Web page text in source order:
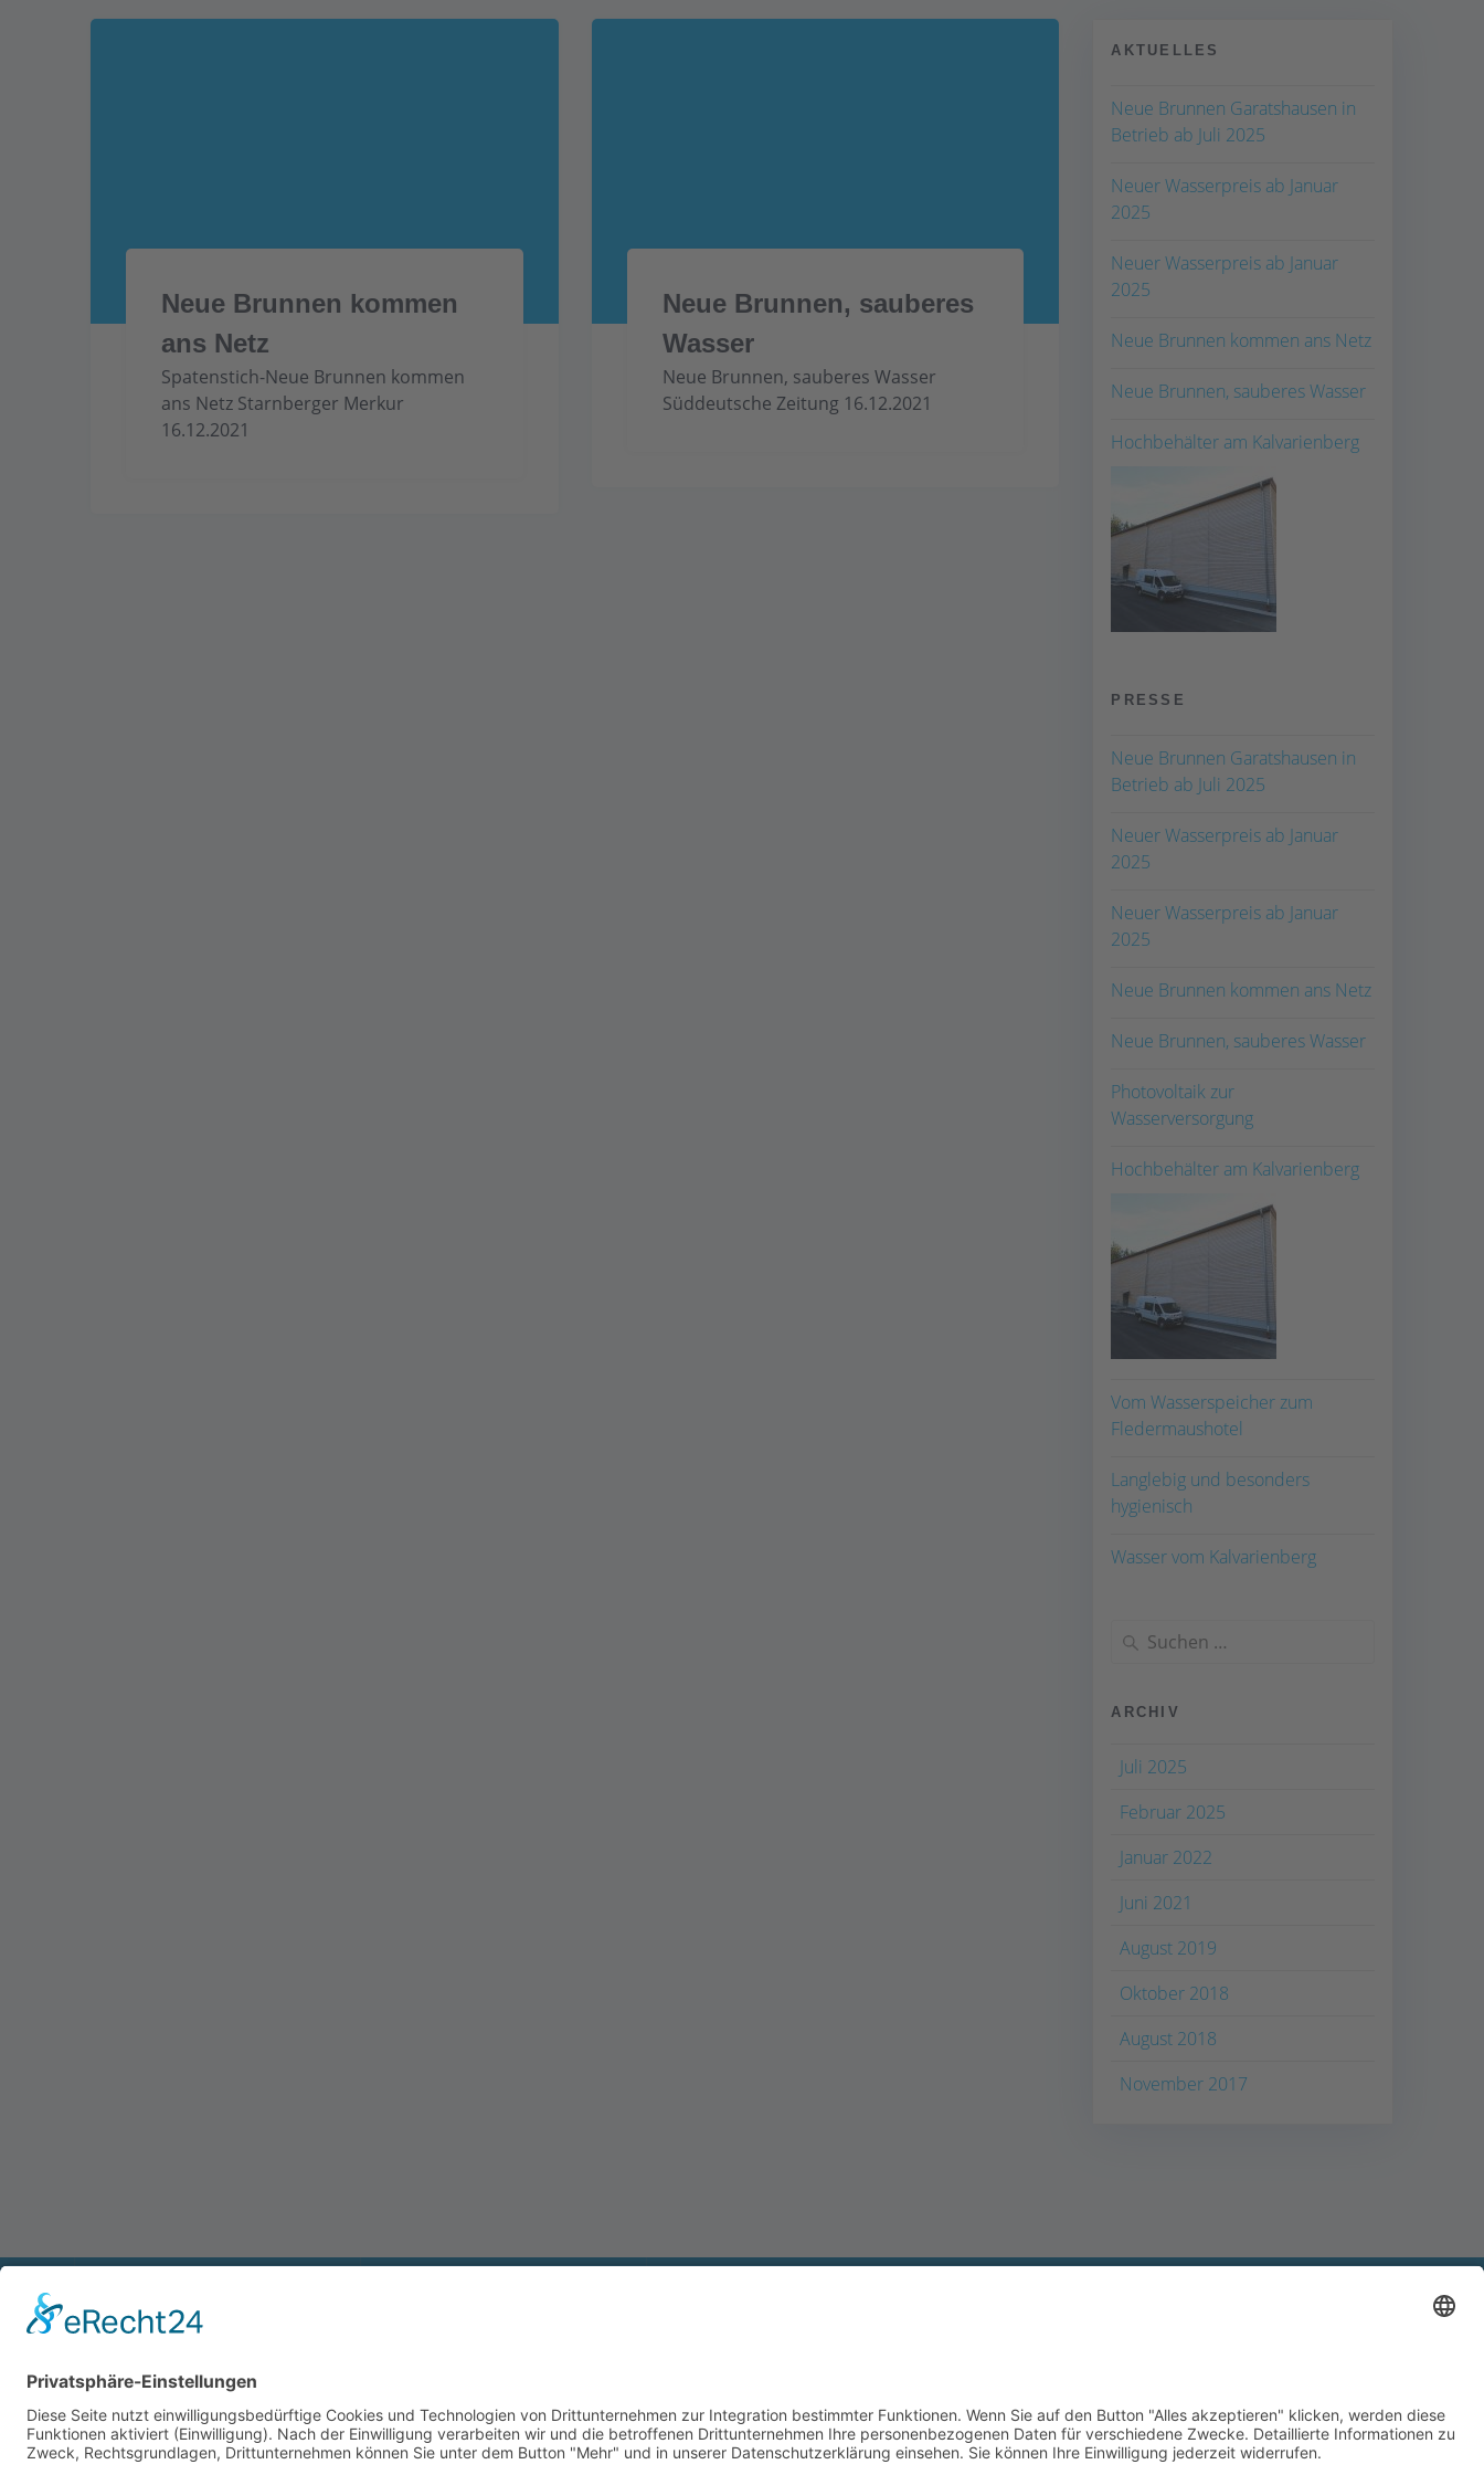
Neue Brunnen kommen
ans Netz
Spatenstich-Neue Brunnen kommen
ans Netz Starnberger Merkur
16.12.2021
Neue Brunnen, sauberes
Wasser
Neue Brunnen, sauberes Wasser
Süddeutsche Zeitung 16.12.2021
AKTUELLES
Neue Brunnen Garatshausen in
Betrieb ab Juli 2025
Neuer Wasserpreis ab Januar
2025
Neuer Wasserpreis ab Januar
2025
Neue Brunnen kommen ans Netz
Neue Brunnen, sauberes Wasser
Hochbehälter am Kalvarienberg
PRESSE
Neue Brunnen Garatshausen in
Betrieb ab Juli 2025
Neuer Wasserpreis ab Januar
2025
Neuer Wasserpreis ab Januar
2025
Neue Brunnen kommen ans Netz
Neue Brunnen, sauberes Wasser
Photovoltaik zur
Wasserversorgung
Hochbehälter am Kalvarienberg
Vom Wasserspeicher zum
Fledermaushotel
Langlebig und besonders
hygienisch
Wasser vom Kalvarienberg
Suchen
ARCHIV
Juli 2025
Februar 2025
Januar 2022
Juni 2021
August 2019
Oktober 2018
August 2018
November 2017
RECHTLICHES
Datenschutzerklärung
Erklärung zur Barrierefreiheit
Starnberger See
Wassergewinnung Vierseenland
Erstellt mit WordPress und dem Theme
EmpowerWP.